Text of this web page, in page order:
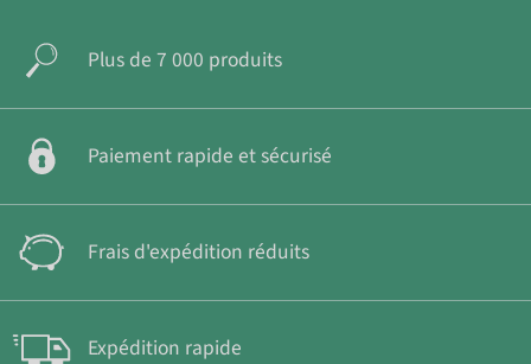
Plus de 7 000 produits
Paiement rapide et sécurisé
Frais d'expédition réduits
Expédition rapide